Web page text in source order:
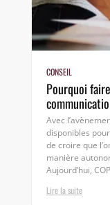
CONSEIL
Pourquoi
Avec
disponibles
de croire que
manière
Aujourd’hui,
Lire la suite